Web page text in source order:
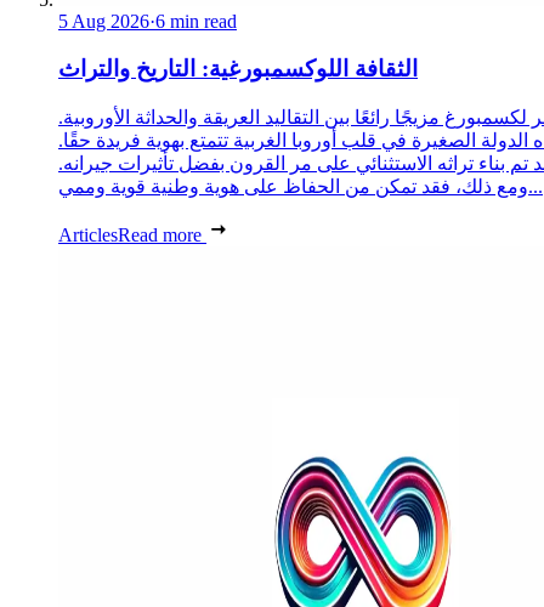
5 Aug 2026·6 min read
الثقافة اللوكسمبورغية: التاريخ والتراث
لكسمبورغ مزيجًا رائعًا بين التقاليد العريقة والحداثة الأوروبية.
الدولة الصغيرة في قلب أوروبا الغربية تتمتع بهوية فريدة حقًا.
تم بناء تراثه الاستثنائي على مر القرون بفضل تأثيرات جيرانه.
ومع ذلك، فقد تمكن من الحفاظ على هوية وطنية قوية وممي...
ArticlesRead more